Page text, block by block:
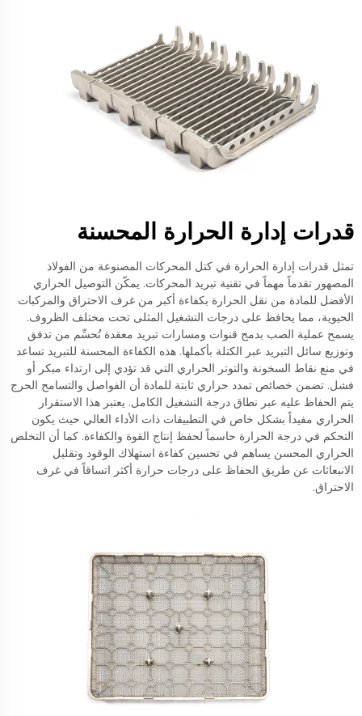
قدرات إدارة الحرارة المحسنة
تمثل قدرات إدارة الحرارة في كتل المحركات المصنوعة من الفولاذ
المصهور تقدماً مهماً في تقنية تبريد المحركات. يمكّن التوصيل الحراري
الأفضل للمادة من نقل الحرارة بكفاءة أكبر من غرف الاحتراق والمركبات
الحيوية، مما يحافظ على درجات التشغيل المثلى تحت مختلف الظروف.
يسمح عملية الصب بدمج قنوات ومسارات تبريد معقدة تُحسِّم من تدفق
وتوزيع سائل التبريد عبر الكتلة بأكملها. هذه الكفاءة المحسنة للتبريد تساعد
في منع نقاط السخونة والتوتر الحراري التي قد تؤدي إلى ارتداء مبكر أو
فشل. تضمن خصائص تمدد حراري ثابتة للمادة أن الفواصل والتسامح الحرج
يتم الحفاظ عليه عبر نطاق درجة التشغيل الكامل. يعتبر هذا الاستقرار
الحراري مفيداً بشكل خاص في التطبيقات ذات الأداء العالي حيث يكون
التحكم في درجة الحرارة حاسماً لحفظ إنتاج القوة والكفاءة. كما أن التخلص
الحراري المحسن يساهم في تحسين كفاءة استهلاك الوقود وتقليل
الانبعاثات عن طريق الحفاظ على درجات حرارة أكثر اتساقاً في غرف
الاحتراق.